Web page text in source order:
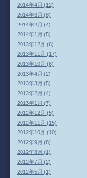
2014年4月 (12)
2014年3月 (8)
2014年2月 (4)
2014年1月 (5)
2013年12月 (6)
2013年11月 (17)
2013年10月 (6)
2013年4月 (2)
2013年3月 (5)
2013年2月 (4)
2013年1月 (7)
2012年12月 (5)
2012年11月 (15)
2012年10月 (10)
2012年9月 (8)
2012年8月 (1)
2012年7月 (2)
2012年5月 (1)